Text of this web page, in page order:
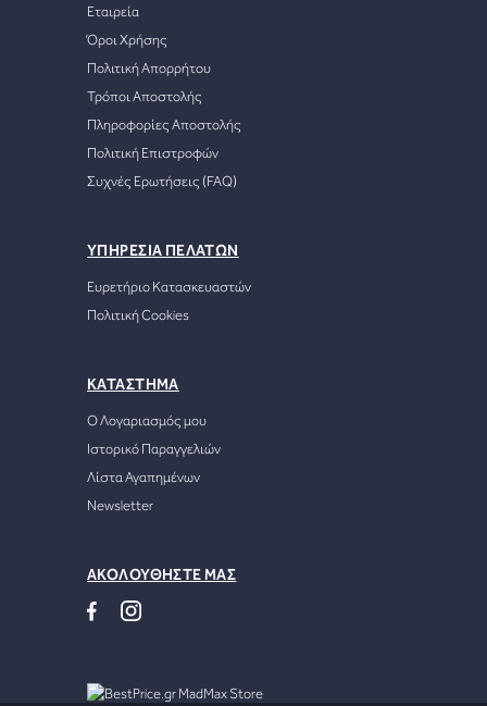
Εταιρεία
Όροι Χρήσης
Πολιτική Απορρήτου
Τρόποι Αποστολής
Πληροφορίες Αποστολής
Πολιτική Επιστροφών
Συχνές Ερωτήσεις (FAQ)
ΥΠΗΡΕΣΙΑ ΠΕΛΑΤΩΝ
Ευρετήριο Κατασκευαστών
Πολιτική Cookies
ΚΑΤΑΣΤΗΜΑ
Ο Λογαριασμός μου
Ιστορικό Παραγγελιών
Λίστα Αγαπημένων
Newsletter
ΑΚΟΛΟΥΘΗΣΤΕ ΜΑΣ